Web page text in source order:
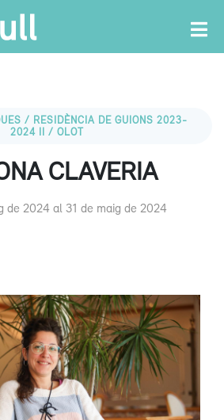
/ RESIDÈNCIA DE GUIONS 2023-
2024 II / OLOT
CLAVERIA
de 2024 al 31 de maig de 2024